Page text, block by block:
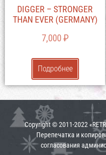
DIGGER – STRONGER
THAN EVER (GERMANY)
7,000₽
Подробнее
Copyright © 2011-2022
Перепечатка и
согласования